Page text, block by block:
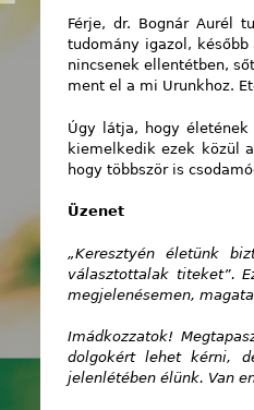
Férje, dr. Bognár Aurél
tudomány igazol,
nincsenek ellentétben,
ment el a mi Urunkhoz.
Úgy látja, hogy
kiemelkedik ezek közül
hogy többször is
Üzenet
„Keresztyén életünk
választottalak titeket”.
megjelenésemen,
Imádkozzatok!
dolgokért lehet kérni,
jelenlétében élünk. Van